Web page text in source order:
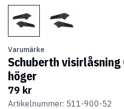
Varumärke
Schuberth
höger
79 kr
Artikelnummer: 511-900-52